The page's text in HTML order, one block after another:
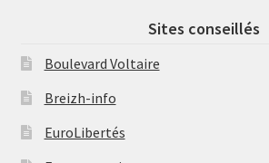
Sites conseillés
Boulevard Voltaire
Breizh-info
EuroLibertés